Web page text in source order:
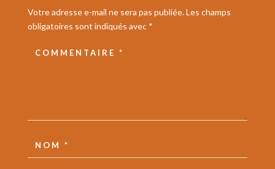
Votre adresse e-mail ne sera pas publiée.Les champs
obligatoires sont indiqués avec *